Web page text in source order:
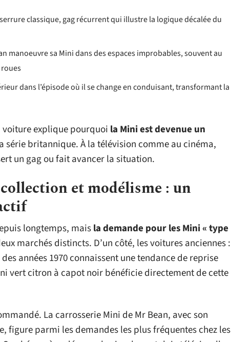
classique, gag récurrent qui illustre la logique décalée du
manoeuvre sa Mini dans des espaces improbables, souvent au
dans l’épisode où il se change en conduisant, transformant la
voiture explique pourquoi la Mini est devenue un
série britannique. À la télévision comme au cinéma,
un gag ou fait avancer la situation.
et modélisme : un
longtemps, maisla demande pour les Mini « type
marchés distincts. D’un côté, les voitures anciennes :
années 1970 connaissent une tendance de reprise
vert citron à capot noir bénéficie directement de cette
La carrosserie Mini de Mr Bean, avec son
figure parmi les demandes les plus fréquentes chez les